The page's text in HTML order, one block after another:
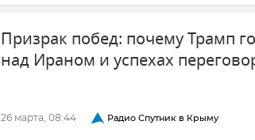
США Вашингтон Переговоры
Призрак побед: почему Трамп
над Ираном и успехах
26 марта, 08:44 Радио Спутник в Крыму